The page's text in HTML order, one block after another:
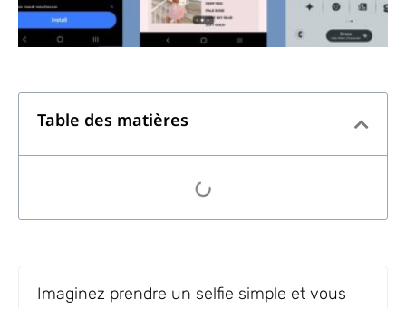
Table des matières
Imaginez prendre un selfie simple et vous